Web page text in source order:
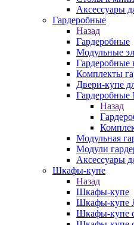
Аксессуары
Гардеробные
Назад
Гардеробные
Модульные
Гардеробные
Комплекты
Двери-купе
Назад
Модульная
Модули
Аксессуары
Шкафы-купе
Назад
Шкафы-купе
Шкафы-купе
Шкафы-купе